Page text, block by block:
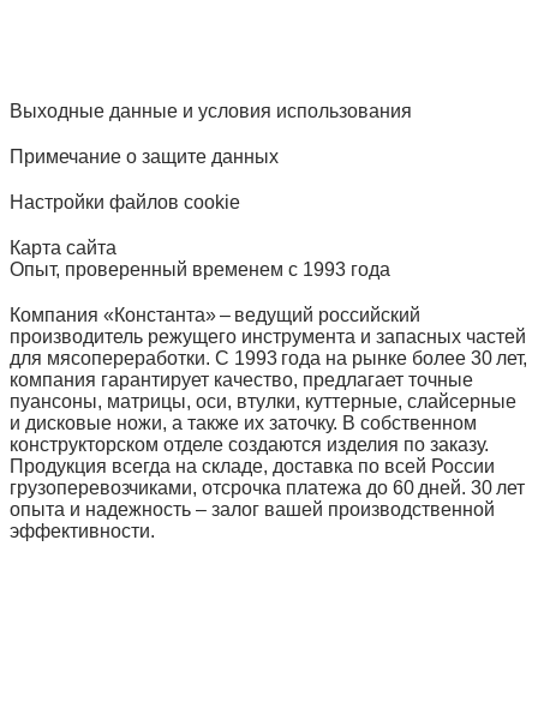
Выходные данные и условия использования
Примечание о защите данных
Настройки файлов cookie
Карта сайта
Опыт, проверенный временем с 1993 года
Компания «Константа» – ведущий российский
производитель режущего инструмента и запасных частей
для мясопереработки. С 1993 года на рынке более 30 лет,
компания гарантирует качество, предлагает точные
пуансоны, матрицы, оси, втулки, куттерные, слайсерные
и дисковые ножи, а также их заточку. В собственном
конструкторском отделе создаются изделия по заказу.
Продукция всегда на складе, доставка по всей России
грузоперевозчиками, отсрочка платежа до 60 дней. 30 лет
опыта и надежность – залог вашей производственной
эффективности.